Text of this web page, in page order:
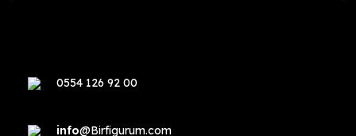
0554 126 92 00
info@Birfigurum.com